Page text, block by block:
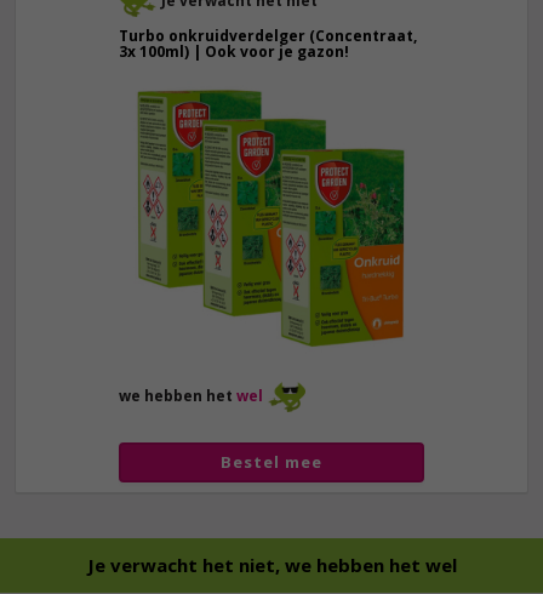
Turbo onkruidverdelger (Concentraat,
3x 100ml) | Ook voor je gazon!
we hebben het wel
Bestel mee
Je verwacht het niet, we hebben het wel